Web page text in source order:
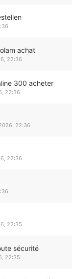
achat
22:36
300 acheter
22:36
22:36
22:36
22:35
sécurité
22:35